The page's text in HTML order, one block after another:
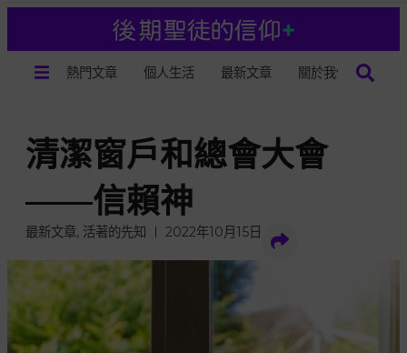
熱門文章 個人生活 最新文章 關於我們
清潔窗戶和總會大會
——信賴神
最新文章, 活著的先知 2022年10月15日